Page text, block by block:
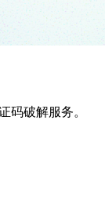
码破解服务。